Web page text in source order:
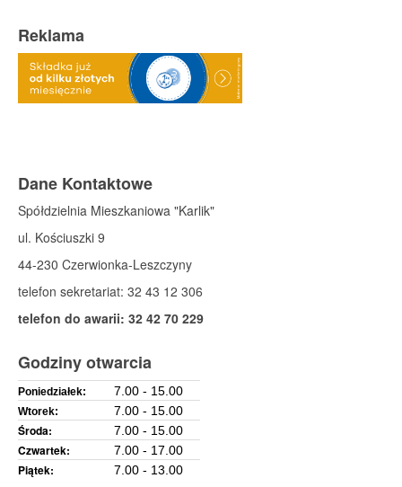
Reklama
Dane Kontaktowe
Spółdzielnia Mieszkaniowa "Karlik"
ul. Kościuszki 9
44-230 Czerwionka-Leszczyny
telefon sekretariat: 32 43 12 306
telefon do awarii: 32 42 70 229
Godziny otwarcia
Poniedziałek: 7.00 - 15.00
Wtorek: 7.00 - 15.00
Środa: 7.00 - 15.00
Czwartek: 7.00 - 17.00
Piątek: 7.00 - 13.00